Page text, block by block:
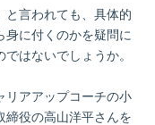
と言われても、具体的
身に付くのかを疑問に
はないでしょうか。
リアアップコーチの小
締役の高山洋平さんを